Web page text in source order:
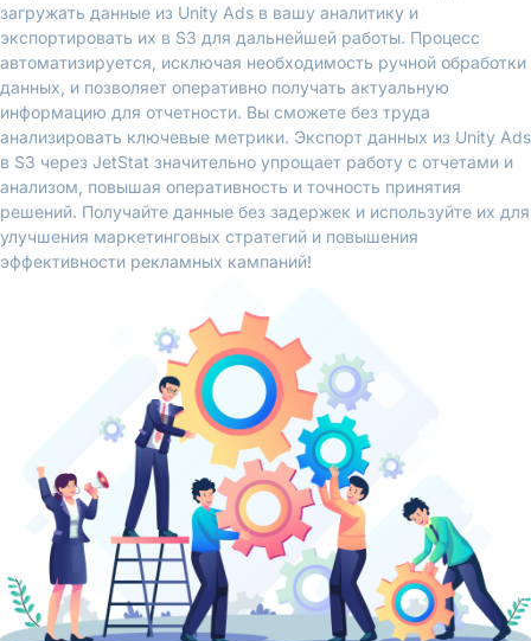
загружать данные из Unity Ads в вашу аналитику и
экспортировать их в S3 для дальнейшей работы. Процесс
автоматизируется, исключая необходимость ручной обработки
данных, и позволяет оперативно получать актуальную
информацию для отчетности. Вы сможете без труда
анализировать ключевые метрики. Экспорт данных из Unity Ads
в S3 через JetStat значительно упрощает работу с отчетами и
анализом, повышая оперативность и точность принятия
решений. Получайте данные без задержек и используйте их для
улучшения маркетинговых стратегий и повышения
эффективности рекламных кампаний!